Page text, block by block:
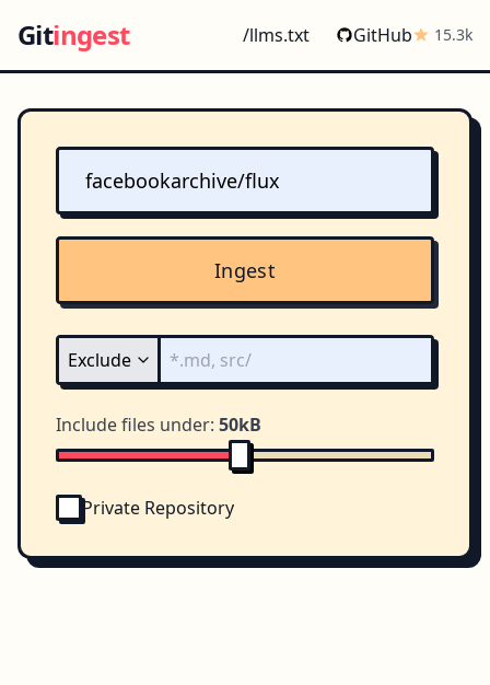
Gitingest /llms.txt GitHub 15.3k
Ingest
Include files under: 50kB
Private Repository